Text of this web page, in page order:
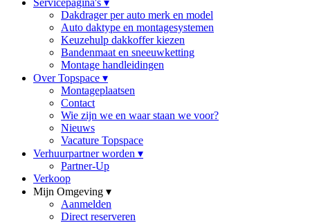
Dakdrager per auto merk en model
Auto daktype en montagesystemen
Keuzehulp dakkoffer kiezen
Bandenmaat en sneeuwketting
Montage handleidingen
Over Topspace ▾
Montageplaatsen
Contact
Wie zijn we en waar staan we voor?
Nieuws
Vacature Topspace
Verhuurpartner worden ▾
Partner-Up
Verkoop
Mijn Omgeving ▾
Aanmelden
Direct reserveren